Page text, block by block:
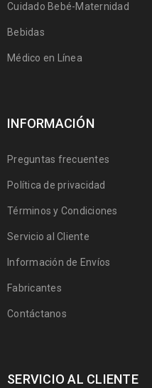
Cuidado Bebé-Maternidad
Bebidas
Médico en Línea
INFORMACIÓN
Preguntas frecuentes
Política de privacidad
Términos y Condiciones
Servicio al Cliente
Información de Envíos
Fabricantes
Contáctanos
SERVICIO AL CLIENTE